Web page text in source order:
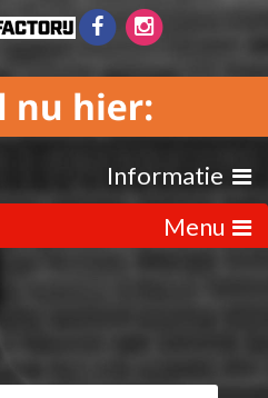
Informatie
Menu